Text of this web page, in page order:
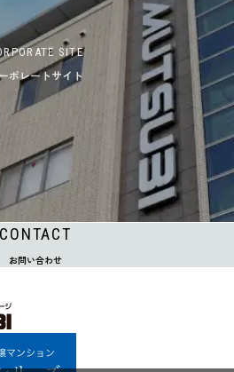
SITE
ポレートサイト
CONTACT
お問い合わせ